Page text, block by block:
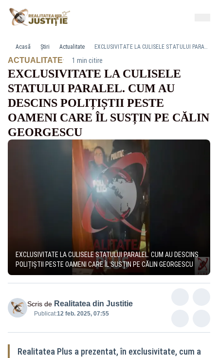
Acasă Știri Actualitate EXCLUSIVITATE LA CULISELE STATULUI PARALEL. CUM AU DESCINS POLIȚIȘTII PESTE OAMENI CARE ÎL SUSȚIN PE CĂLIN GEORGESCU
ACTUALITATE· 1 min citire
EXCLUSIVITATE LA CULISELE
STATULUI PARALEL. CUM AU
DESCINS POLIȚIȘTII PESTE
OAMENI CARE ÎL SUSȚIN PE CĂLIN
GEORGESCU
EXCLUSIVITATE LA CULISELE STATULUI PARALEL. CUM AU DESCINS
POLIȚIȘTII PESTE OAMENI CARE ÎL SUSȚIN PE CĂLIN GEORGESCU
Scris de Realitatea din Justitie
Publicat:12 feb. 2025, 07:55
Realitatea Plus a prezentat, în exclusivitate, cum a